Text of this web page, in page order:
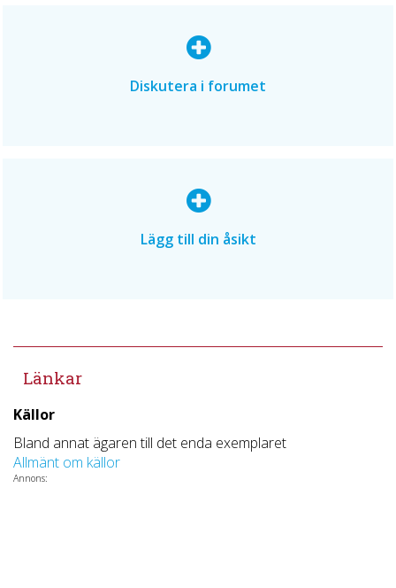
Diskutera i forumet
Lägg till din åsikt
Länkar
Källor
Bland annat ägaren till det enda exemplaret
Allmänt om källor
Annons: